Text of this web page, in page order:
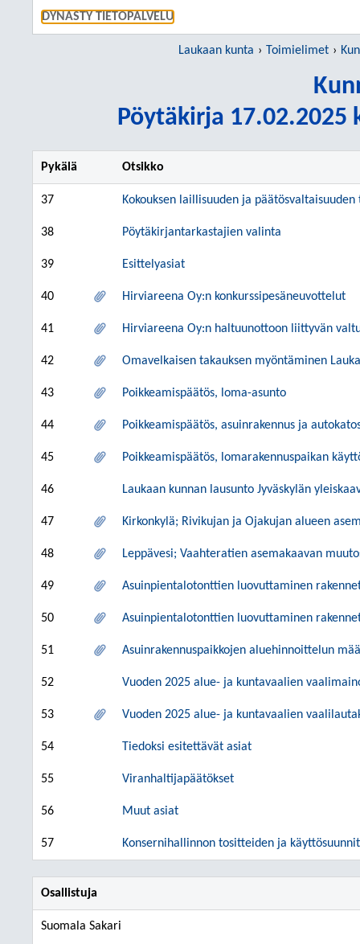
DYNASTY TIETOPALVELU
Laukaan kunta Toimielimet
Pöytäkirja 17.02.2025
Pykälä Otsikko
37 Kokouksen laillisuuden ja
38 Pöytäkirjantarkastajien valinta
39 Esittelyasiat
40 Hirviareena Oy:n konkurssipesäneuvottelut
41 Hirviareena Oy:n haltuunottoon liittyvän
42 Omavelkaisen takauksen myöntäminen
43 Poikkeamispäätös, loma-asunto
44 Poikkeamispäätös, asuinrakennus ja
45 Poikkeamispäätös, lomarakennuspaikan
46 Laukaan kunnan lausunto Jyväskylän
47 Kirkonkylä; Rivikujan ja Ojakujan alueen
48 Leppävesi; Vaahteratien asemakaavan
49 Asuinpientalotonttien luovuttaminen
50 Asuinpientalotonttien luovuttaminen
51 Asuinrakennuspaikkojen aluehinnoittelun
52 Vuoden 2025 alue- ja kuntavaalien
53 Vuoden 2025 alue- ja kuntavaalien
54 Tiedoksi esitettävät asiat
55 Viranhaltijapäätökset
56 Muut asiat
57 Konsernihallinnon tositteiden ja
Osallistuja
Suomala Sakari